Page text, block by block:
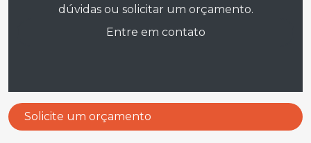
dúvidas ou solicitar um orçamento.
Entre em contato
Solicite um orçamento